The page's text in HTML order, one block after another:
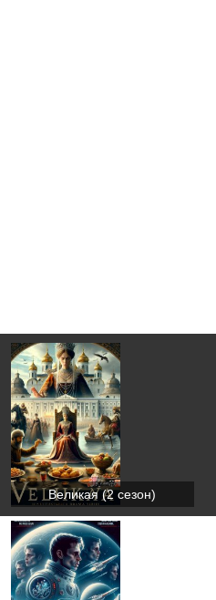
Великая (2 сезон)